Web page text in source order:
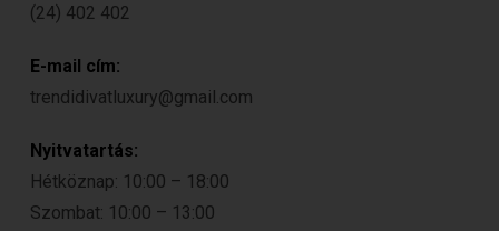
(24) 402 402
E-mail cím:
trendidivatluxury@gmail.com
Nyitvatartás:
Hétköznap: 10:00 – 18:00
Szombat: 10:00 – 13:00